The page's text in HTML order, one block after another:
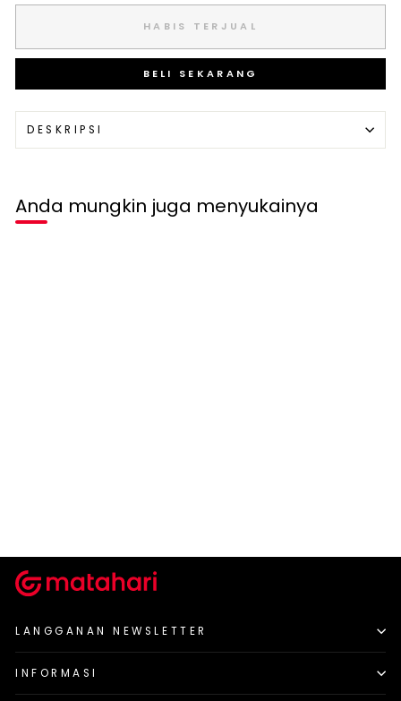
HABIS TERJUAL
BELI SEKARANG
DESKRIPSI
Anda mungkin juga menyukainya
LANGGANAN NEWSLETTER
INFORMASI